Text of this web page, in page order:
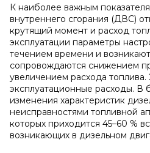
К наиболее важным
внутреннего сгорания (ДВС)
крутящий момент и расход
эксплуатации параметры
течением времени и
сопровождаются снижением
увеличением расхода топлива.
эксплуатационные расходы. В
изменения характеристик
неисправностями топливной
которых приходится 45–60 %
возникающих в дизельном